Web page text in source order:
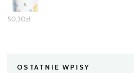
50,30zł
OSTATNIE WPISY